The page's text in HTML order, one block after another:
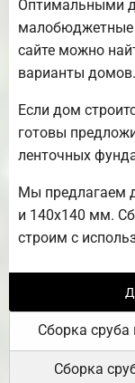
Оптимальными
малобюджетные
сайте можно
варианты домов.
Если дом
готовы
ленточных
Мы предлагаем
и 140х140 мм.
строим с
Сборка сруба
Сборка